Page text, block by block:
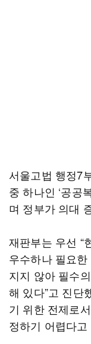
서울고법 행정7
중 하나인 ‘공공
며 정부가 의대
재판부는 우선 “
우수하나 필요
지지 않아 필수
해 있다”고 진단
기 위한 전제로
정하기 어렵다고